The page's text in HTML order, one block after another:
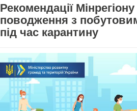
Рекомендації
поводження з
під час карантину